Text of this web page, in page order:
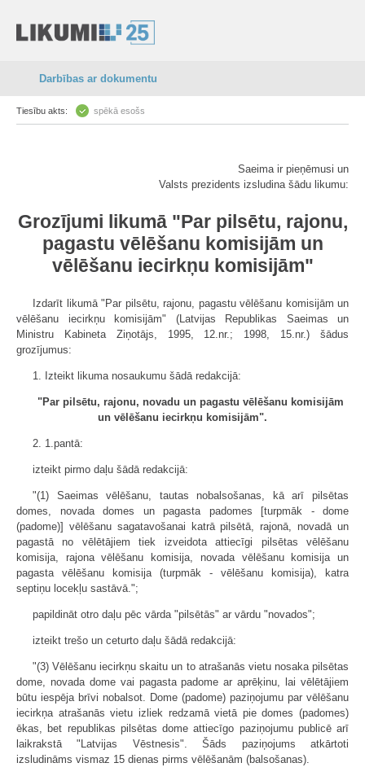
Darbības ar dokumentu
Tiesību akts: spēkā esošs
Saeima ir pieņēmusi un
Valsts prezidents izsludina šādu likumu:
Grozījumi likumā "Par pilsētu, rajonu,
pagastu vēlēšanu komisijām un
vēlēšanu iecirkņu komisijām"
Izdarīt likumā "Par pilsētu, rajonu, pagastu vēlēšanu komisijām un
vēlēšanu iecirkņu komisijām" (Latvijas Republikas Saeimas un
Ministru Kabineta Ziņotājs, 1995, 12.nr.; 1998, 15.nr.) šādus
grozījumus:
1. Izteikt likuma nosaukumu šādā redakcijā:
"Par pilsētu, rajonu, novadu un pagastu vēlēšanu komisijām
un vēlēšanu iecirkņu komisijām".
2. 1.pantā:
izteikt pirmo daļu šādā redakcijā:
"(1) Saeimas vēlēšanu, tautas nobalsošanas, kā arī pilsētas
domes, novada domes un pagasta padomes [turpmāk - dome
(padome)] vēlēšanu sagatavošanai katrā pilsētā, rajonā, novadā un
pagastā no vēlētājiem tiek izveidota attiecīgi pilsētas vēlēšanu
komisija, rajona vēlēšanu komisija, novada vēlēšanu komisija un
pagasta vēlēšanu komisija (turpmāk - vēlēšanu komisija), katra
septiņu locekļu sastāvā.";
papildināt otro daļu pēc vārda "pilsētās" ar vārdu "novados";
izteikt trešo un ceturto daļu šādā redakcijā:
"(3) Vēlēšanu iecirkņu skaitu un to atrašanās vietu nosaka pilsētas
dome, novada dome vai pagasta padome ar aprēķinu, lai vēlētājiem
būtu iespēja brīvi nobalsot. Dome (padome) paziņojumu par vēlēšanu
iecirkņa atrašanās vietu izliek redzamā vietā pie domes (padomes)
ēkas, bet republikas pilsētas dome attiecīgo paziņojumu publicē arī
laikrakstā "Latvijas Vēstnesis". Šāds paziņojums atkārtoti
izsludināms vismaz 15 dienas pirms vēlēšanām (balsošanas).